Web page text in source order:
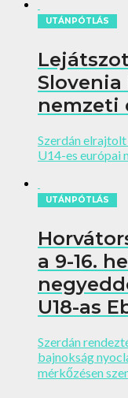
UTÁNPÓTLÁS
Slovenia
nemzeti
Szerdán
U14-es európai
UTÁNPÓTLÁS
a 9-16.
U18-as
Szerdán
bajnokság
mérkőzésen